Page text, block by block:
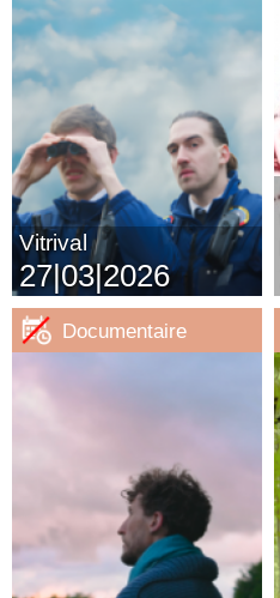
Vitrival
27|03|2026
Documentaire